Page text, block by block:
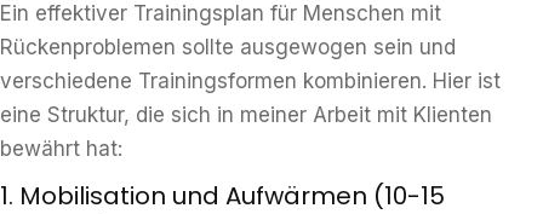
Ein effektiver Trainingsplan für Menschen mit
Rückenproblemen sollte ausgewogen sein und
verschiedene Trainingsformen kombinieren. Hier ist
eine Struktur, die sich in meiner Arbeit mit Klienten
bewährt hat:
1. Mobilisation und Aufwärmen (10-15